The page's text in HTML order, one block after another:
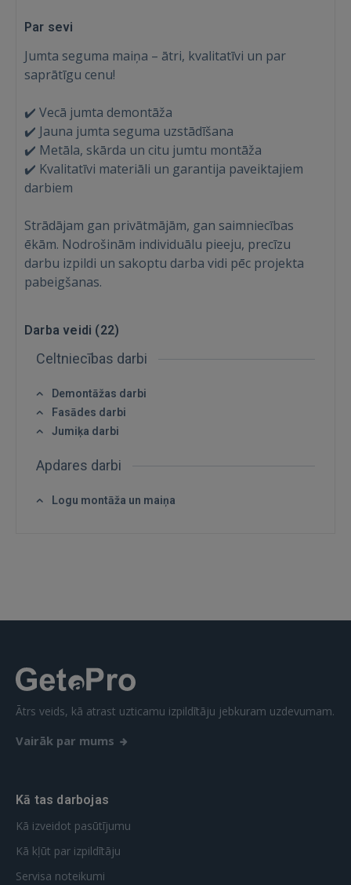
Aizmirsāt paroli?
REĢISTRĀCIJA
Par sevi
Jumta seguma maiņa – ātri, kvalitatīvi un par
saprātīgu cenu!
✔️ Vecā jumta demontāža
✔️ Jauna jumta seguma uzstādīšana
✔️ Metāla, skārda un citu jumtu montāža
✔️ Kvalitatīvi materiāli un garantija paveiktajiem
darbiem
Strādājam gan privātmājām, gan saimniecības
ēkām. Nodrošinām individuālu pieeju, precīzu
darbu izpildi un sakoptu darba vidi pēc projekta
pabeigšanas.
Darba veidi (22)
Celtniecības darbi
Demontāžas darbi
Fasādes darbi
Jumiķa darbi
Apdares darbi
Logu montāža un maiņa
Ātrs veids, kā atrast uzticamu izpildītāju jebkuram uzdevumam.
Vairāk par mums
Kā tas darbojas
Kā izveidot pasūtījumu
Kā kļūt par izpildītāju
Servisa noteikumi